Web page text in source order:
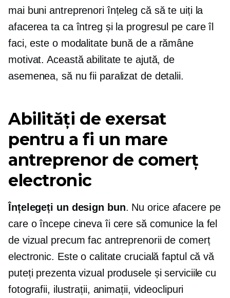
mai buni antreprenori înțeleg că să te uiți la
afacerea ta ca întreg și la progresul pe care îl
faci, este o modalitate bună de a rămâne
motivat. Această abilitate te ajută, de
asemenea, să nu fii paralizat de detalii.
Abilități de exersat
pentru a fi un mare
antreprenor de comerț
electronic
Înțelegeți un design bun. Nu orice afacere pe
care o începe cineva îi cere să comunice la fel
de vizual precum fac antreprenorii de comerț
electronic. Este o calitate crucială faptul că vă
puteți prezenta vizual produsele și serviciile cu
fotografii, ilustrații, animații, videoclipuri